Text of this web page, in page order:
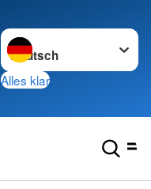
Sprache wechseln zu
Alles klar